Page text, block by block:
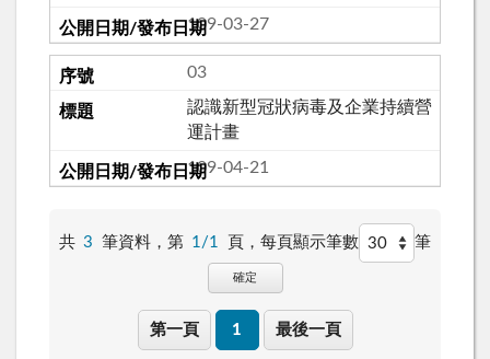
109-03-27
03
認識新型冠狀病毒及企業持續營
運計畫
109-04-21
共 3 筆資料，第 1/1 頁， 每頁顯示筆數 筆
確定
第一頁 1 最後一頁